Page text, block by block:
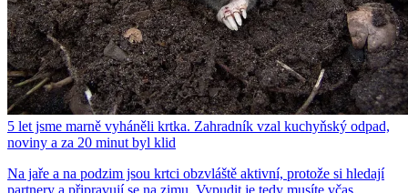
5 let jsme marně vyháněli krtka. Zahradník vzal kuchyňský odpad,
noviny a za 20 minut byl klid
Na jaře a na podzim jsou krtci obzvláště aktivní, protože si hledají
partnery a připravují se na zimu. Vypudit je tedy musíte včas.